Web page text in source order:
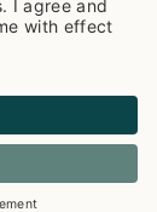
Impressum